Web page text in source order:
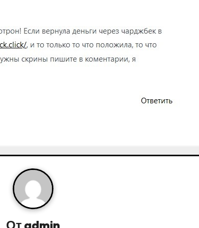
От admin